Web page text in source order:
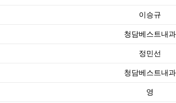
이승규
청담베스트내과
정민선
청담베스트내과
영